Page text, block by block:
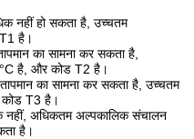
नहीं हो सकता है, उच्चतम
है।
का सामना कर सकता है,
है, और कोड T2 है।
का सामना कर सकता है, उच्चतम
T3 है।
नहीं, अधिकतम अल्पकालिक संचालन
है।